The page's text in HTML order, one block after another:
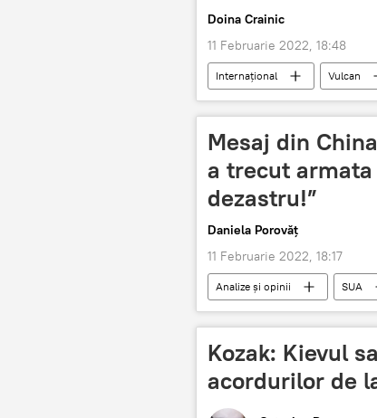
Doina Crainic
11 Februarie 2022, 18:48
Internaţional Vulcan
Mesaj din
a trecut
dezastru!”
Daniela Porovăț
11 Februarie 2022, 18:17
Analize și opinii SUA
Kozak: Kievul
acordurilor de